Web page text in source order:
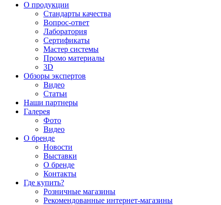
О продукции
Стандарты качества
Вопрос-ответ
Лаборатория
Сертификаты
Мастер системы
Промо материалы
3D
Обзоры экспертов
Видео
Статьи
Наши партнеры
Галерея
Фото
Видео
О бренде
Новости
Выставки
О бренде
Контакты
Где купить?
Розничные магазины
Рекомендованные интернет-магазины